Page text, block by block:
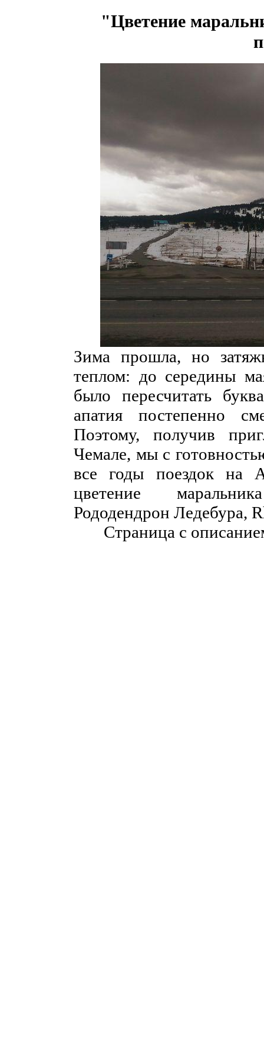
"Цветение
Зима прошла, но
теплом: до середины
было пересчитать
апатия постепенно
Поэтому, получив
Чемале, мы с
все годы поездок на
цветение
Рододендрон Ледебура,
Страница с